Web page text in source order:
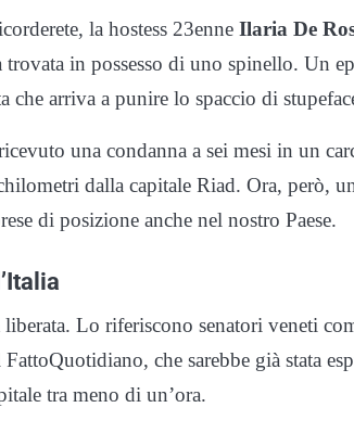
la hostess 23enne Ilaria De
trovata in possesso di uno spinello. Un
che arriva a punire lo spaccio di
una condanna a sei mesi in un
dalla capitale Riad. Ora, però,
di posizione anche nel nostro Paese.
liberata. Lo riferiscono senatori veneti
che sarebbe già stata
tra meno di un’ora.